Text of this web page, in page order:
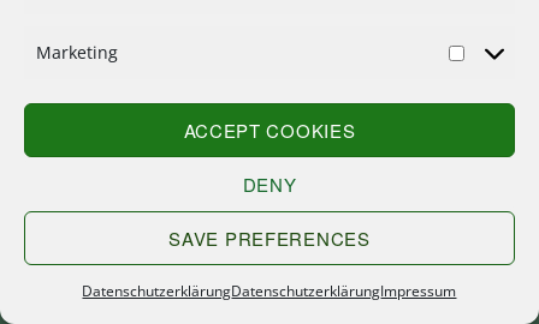
Marketing
ACCEPT COOKIES
DENY
SAVE PREFERENCES
DatenschutzerklärungDatenschutzerklärungImpressum
Kontakt
Suche
Sitemap